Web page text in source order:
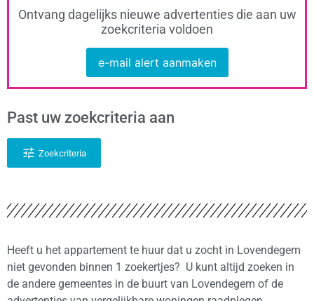
Ontvang dagelijks nieuwe advertenties die aan uw
zoekcriteria voldoen
e-mail alert aanmaken
Past uw zoekcriteria aan
Zoekcriteria
Heeft u het appartement te huur dat u zocht in Lovendegem
niet gevonden binnen 1 zoekertjes? U kunt altijd zoeken in
de andere gemeentes in de buurt van Lovendegem of de